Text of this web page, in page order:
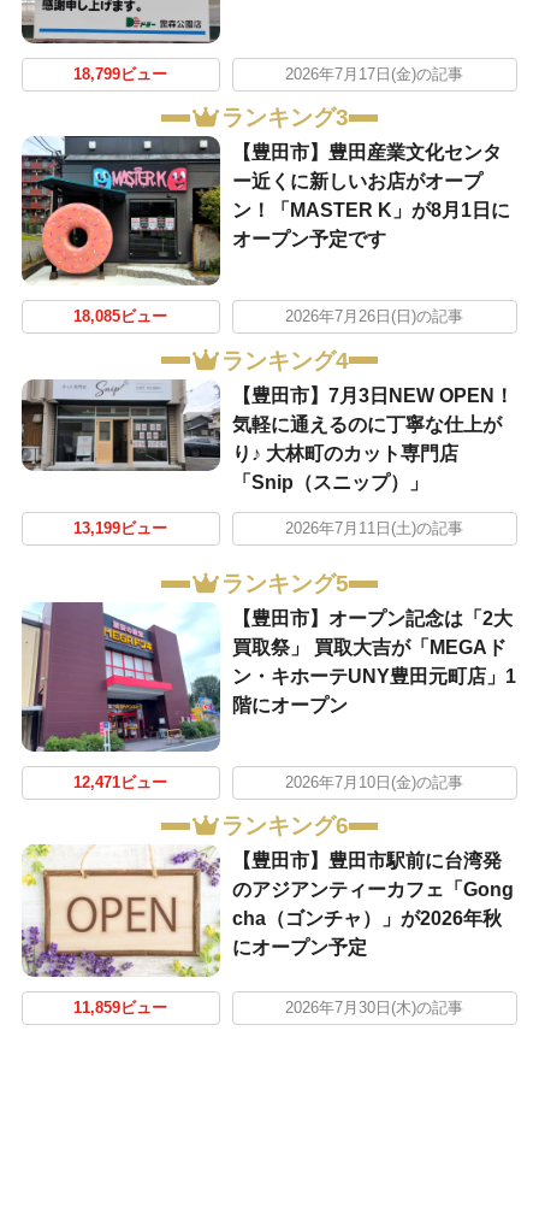
18,799ビュー 2026年7月17日(金)の記事
ランキング3
【豊田市】豊田産業文化センタ
ー近くに新しいお店がオープ
ン！「MASTER K」が8月1日に
オープン予定です
18,085ビュー 2026年7月26日(日)の記事
ランキング4
【豊田市】7月3日NEW OPEN！
気軽に通えるのに丁寧な仕上が
り♪ 大林町のカット専門店
「Snip（スニップ）」
13,199ビュー 2026年7月11日(土)の記事
ランキング5
【豊田市】オープン記念は「2大
買取祭」 買取大吉が「MEGAド
ン・キホーテUNY豊田元町店」1
階にオープン
12,471ビュー 2026年7月10日(金)の記事
ランキング6
【豊田市】豊田市駅前に台湾発
のアジアンティーカフェ「Gong
cha（ゴンチャ）」が2026年秋
にオープン予定
11,859ビュー 2026年7月30日(木)の記事